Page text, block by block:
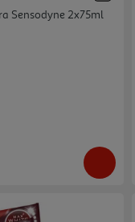
Sensodyne 2x75ml